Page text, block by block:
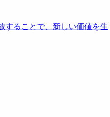
することで、新しい価値を生